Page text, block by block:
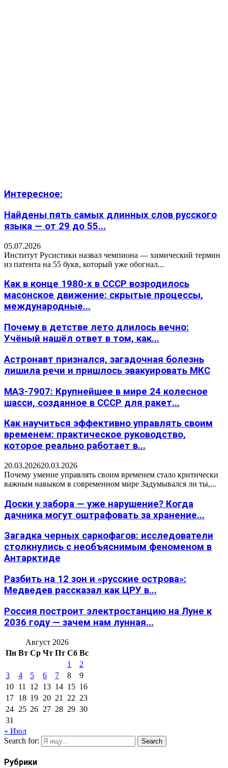
Интересное:
Найдены пять самых длинных слов русского
языка — от 29 до 55...
05.07.2026
Институт Русистики назвал чемпиона — химический термин
из патента на 55 букв, который уже обогнал...
Как в конце 1980-х в СССР возродилось
масонское движение: скрытые процессы,
международные...
Почему в детстве лето длилось вечно:
Учёный нашёл ответ в том, как...
Астронавт признался, загадочная болезнь
лишила речи и пришлось эвакуировать МКС
МАЗ-7907: Крупнейшее в мире 24 колесное
шасси, созданное в СССР для ракет...
Как научиться эффективно управлять своим
временем: практическое руководство,
которое реально работает в...
20.03.202620.03.2026
Почему умение управлять своим временем стало критически
важным навыком в современном мире Задумывался ли ты,...
Доски у забора — уже нарушение? Когда
дачника могут оштрафовать за хранение...
Загадка черных саркофагов: исследователи
столкнулись с необъяснимым феноменом в
Антарктиде
Разбить на 12 зон и «русские острова»:
Медведев рассказал как ЦРУ в...
Россия построит электростанцию на Луне к
2036 году — зачем нам лунная...
Август 2026
Пн Вт Ср Чт Пт Сб Вс
1
2
3
4 5 6 7 8
9
10 11 12 13 14 15 16
17 18 19 20 21 22 23
24 25 26 27 28 29 30
31
« Июл
Search for:
Search
Рубрики